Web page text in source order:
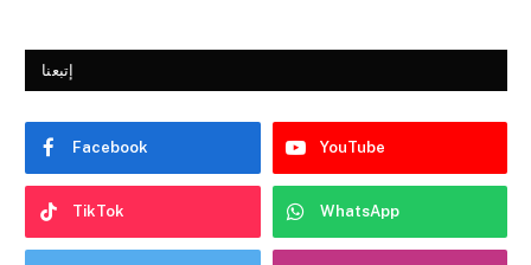
إتبعنا
Facebook YouTube
TikTok WhatsApp